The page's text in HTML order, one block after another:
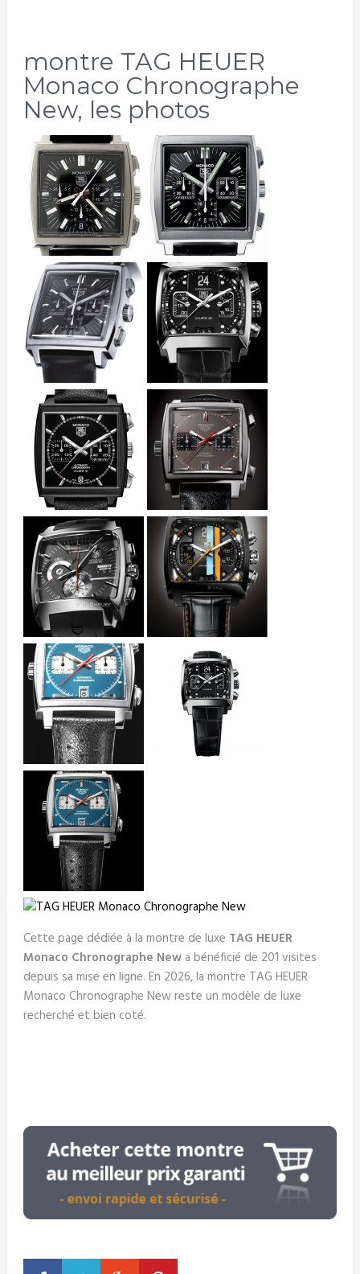
montre TAG HEUER
Monaco Chronographe
New, les photos
Cette page dédiée à la montre de luxe TAG HEUER
Monaco Chronographe Newa bénéficié de 201 visites
depuis sa mise en ligne. En 2026, la montre TAG HEUER
Monaco Chronographe New reste un modèle de luxe
recherché et bien coté.